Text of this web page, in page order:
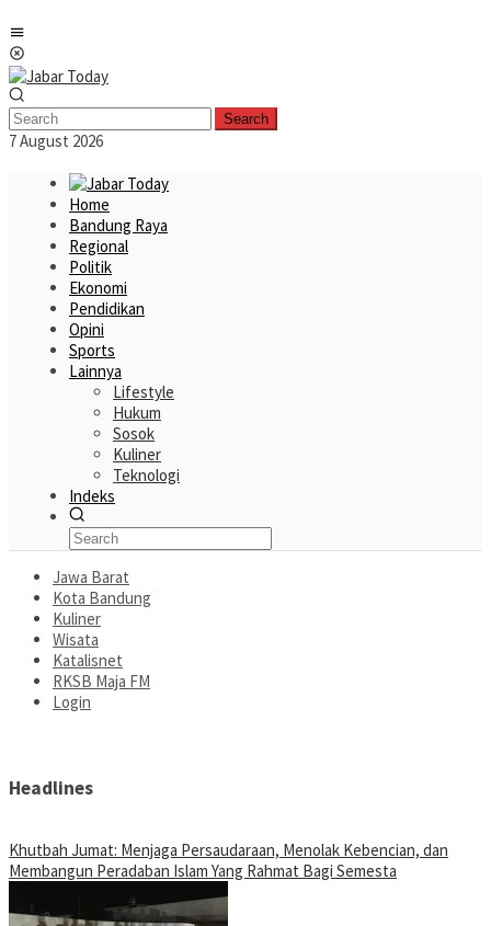
to
content
Search
7 August 2026
Home
Bandung Raya
Regional
Politik
Ekonomi
Pendidikan
Opini
Sports
Lainnya
Lifestyle
Hukum
Sosok
Kuliner
Teknologi
Indeks
Jawa Barat
Kota Bandung
Kuliner
Wisata
Katalisnet
RKSB Maja FM
Login
Headlines
Khutbah Jumat: Menjaga Persaudaraan, Menolak Kebencian, dan
Membangun Peradaban Islam Yang Rahmat Bagi Semesta